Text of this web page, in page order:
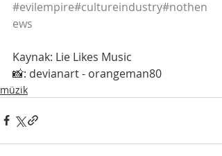
#evilempire#cultureindustry#nothen
ews
Kaynak: Lie Likes Music
📸: devianart - orangeman80
müzik